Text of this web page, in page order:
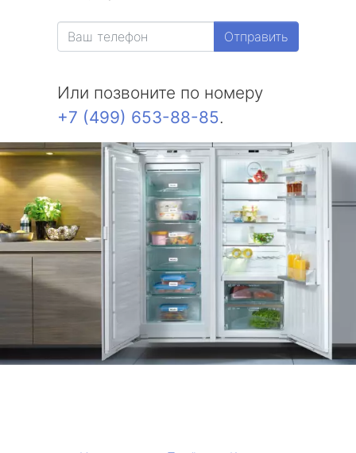
Отправить
Или позвоните по номеру
+7 (499) 653-88-85.